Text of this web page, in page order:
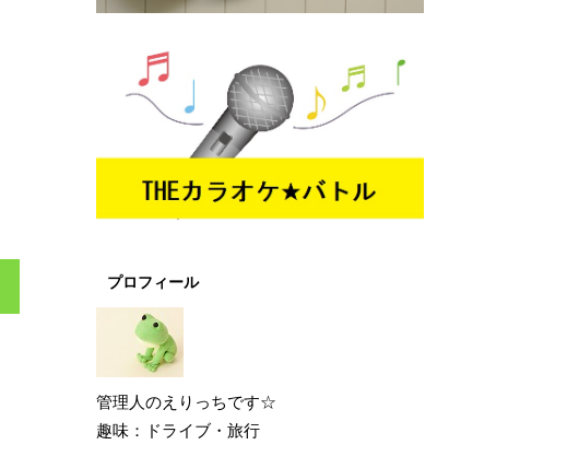
プロフィール
管理人のえりっちです☆
趣味：ドライブ・旅行